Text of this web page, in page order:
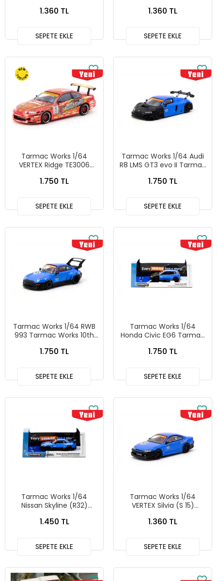
Grand Prix Tyre Testing
1.360 TL
SEPETE EKLE
Demo Run 2024 Lewis
T64G-F037-NY
1.360 TL
SEPETE EKLE
Tarmac Works 1/64
VERTEX Ridge TE3006
Tokyo Auto Salon 2026
TE3006
1.750 TL
SEPETE EKLE
Tarmac Works 1/64 Audi
R8 LMS GT3 evo II Tarmac
HOBBY64 T64-043-10TH
1.750 TL
SEPETE EKLE
Tarmac Works 1/64 RWB
993 Tarmac Works 10th
T64-TL017-10TH
1.750 TL
SEPETE EKLE
Tarmac Works 1/64
Honda Civic EG6 Tarmac
HOBBY64 T64-TL001-10TH
1.750 TL
SEPETE EKLE
Tarmac Works 1/64
Nissan Skyline (R32)
10th Anniversary -
10TH
1.450 TL
SEPETE EKLE
Tarmac Works 1/64
VERTEX Silvia (S 15)
Anniversary - GLOBAL64
1.360 TL
SEPETE EKLE